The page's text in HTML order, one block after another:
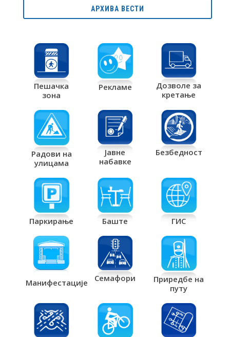
АРХИВА ВЕСТИ
Пешачка
зона
Рекламе
Дозволе за
кретање
Радови на
улицама
Јавне
набавке
Безбедност
Паркирање Баште ГИС
Манифестације Семафори
Приредбе на
путу